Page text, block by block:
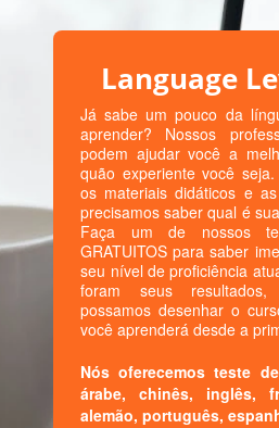
Language
Já sabe um pouco da
aprender? Nossos
podem ajudar você a
quão experiente você
os materiais didáticos e
precisamos saber qual é
Faça um de nossos
GRATUITOS para saber
seu nível de proficiência
foram seus
possamos desenhar o
você aprenderá desde a
Nós oferecemos teste
árabe, chinês, inglês,
alemão, português,